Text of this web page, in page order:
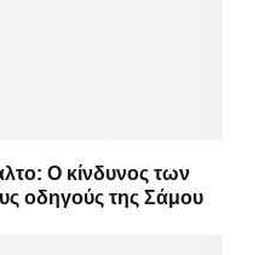
Ο κίνδυνος των
οδηγούς της Σάμου